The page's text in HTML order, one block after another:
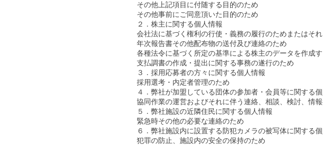
その他上記項目に付随する目的のため
その他事前にご同意頂いた目的のため
２．株主に関する個人情報
会社法に基づく権利の行使・義務の履行のためまたはそ
年次報告書その他配布物の送付及び連絡のため
各種法令に基づく所定の基準による株主のデータを作成
支払調書の作成・提出に関する事務の遂行のため
３．採用応募者の方々に関する個人情報
採用選考・内定者管理のため
４．弊社が加盟している団体の参加者・会員等に関する
協同作業の運営およびそれに伴う連絡、相談、検討、情
５．弊社施設の近隣住民に関する個人情報
緊急時その他の必要な連絡のため
６．弊社施設内に設置する防犯カメラの被写体に関する
犯罪の防止、施設内の安全の保持のため